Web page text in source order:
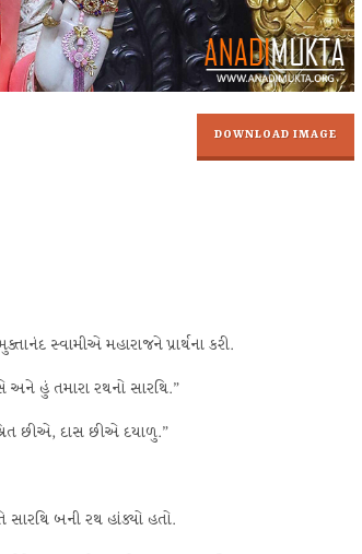
DOWNLOAD IMAGE
સ્વામીએ મહારાજને પ્રાર્થના કરી.
હું તમારા રથનો સારથિ.”
છીએ, દાસ છીએ દયાળુ.”
બની રથ હાંક્યો હતો.